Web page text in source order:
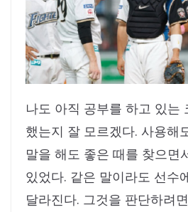
나도 아직 공부를 하고 있는
했는지 잘 모르겠다. 사용해
말을 해도 좋은 때를 찾으면
있었다. 같은 말이라도 선수
달라진다. 그것을 판단하려